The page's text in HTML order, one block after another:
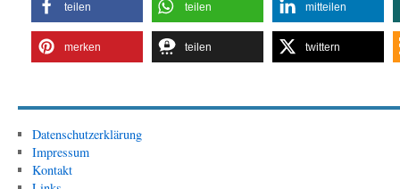
teilen teilen mitteilen
merken teilen twittern
Datenschutzerklärung
Impressum
Kontakt